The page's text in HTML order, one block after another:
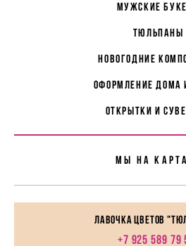
мужские
Тюльпаны
Новогодние
Оформление дома
Открытки и
Мы На
Лавочка цветов
+7 925 589 79